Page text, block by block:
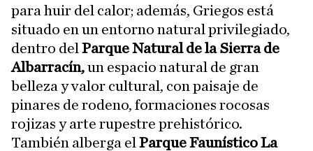
para huir del calor; además, Griegos está
situado en un entorno natural privilegiado,
dentro del Parque Natural de la Sierra de
Albarracín,un espacio natural de gran
belleza y valor cultural, con paisaje de
pinares de rodeno, formaciones rocosas
rojizas y arte rupestre prehistórico.
También alberga el Parque Faunístico La